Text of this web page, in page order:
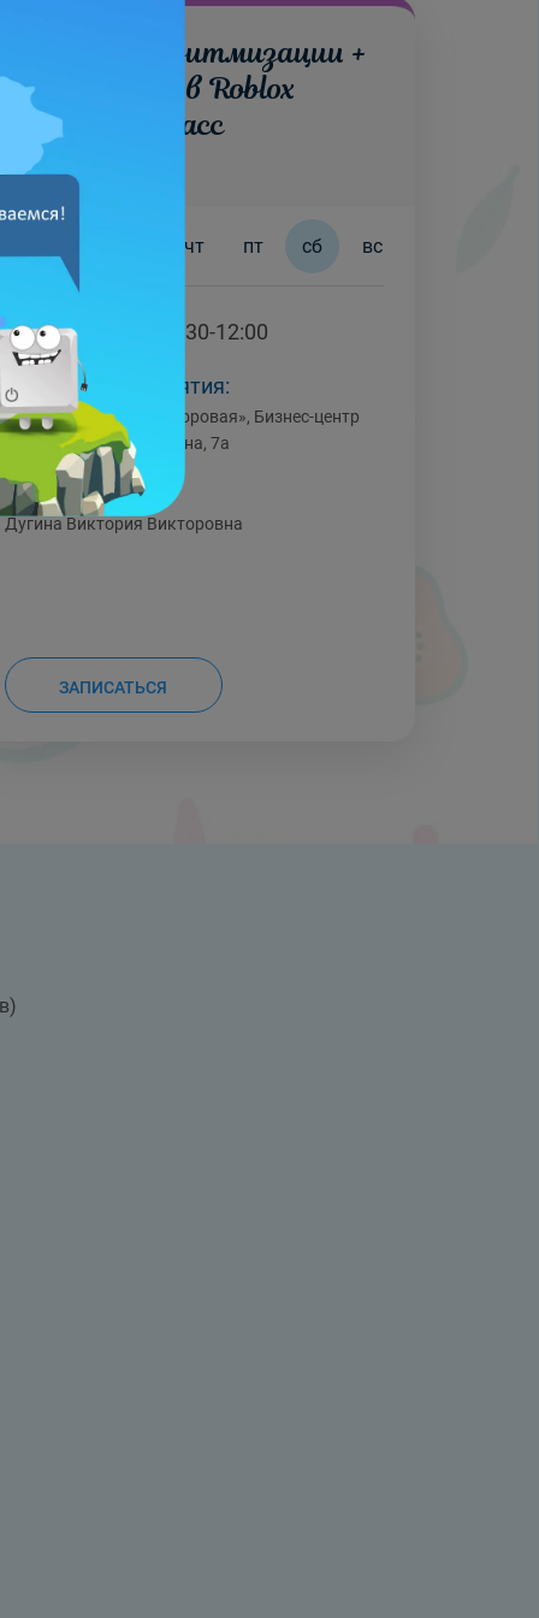
Основы алгоритмизации +
Создание игр в Roblox
Studio
5-6 класс
Утренняя группа
чт пт сб вс
Время занятий: 9:30-12:00
Где проходят занятия:
IT-площадка «Новая Боровая», Бизнес-центр
«Премьер», ул. Лопатина, 7а
Преподаватели:
Дугина Виктория Викторовна
ЗАПИСАТЬСЯ